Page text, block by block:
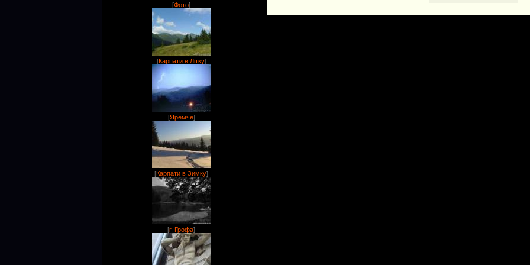
[Фото]
[Карпати в Літку]
[Яремче]
[Карпати в Зимку]
[г. Грофа]